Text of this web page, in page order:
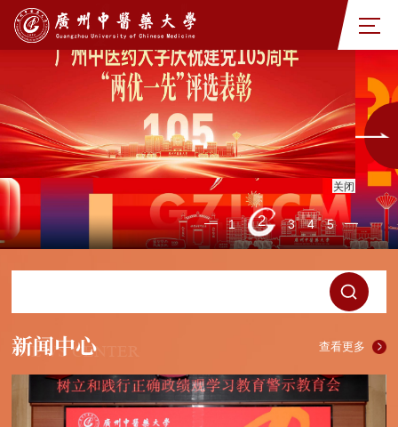
关闭
1 2 3 4 5
新闻中心
NEWS CENTER 查看更多